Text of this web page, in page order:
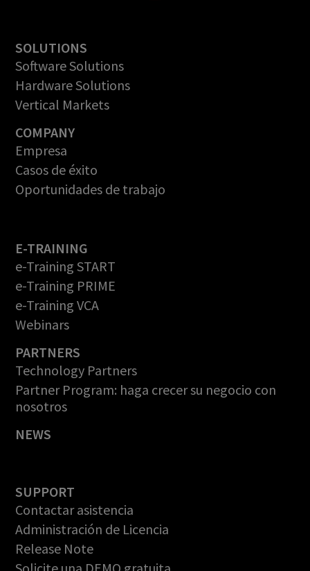
SOLUTIONS
Software Solutions
Hardware Solutions
Vertical Markets
COMPANY
Empresa
Casos de éxito
Oportunidades de trabajo
E-TRAINING
e-Training START
e-Training PRIME
e-Training VCA
Webinars
PARTNERS
Technology Partners
Partner Program: haga crecer su negocio con
nosotros
NEWS
SUPPORT
Contactar asistencia
Administración de Licencia
Release Note